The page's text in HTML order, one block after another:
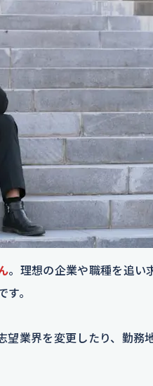
。理想の企業や職種を追い
。
業界を変更したり、勤務